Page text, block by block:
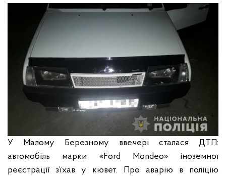
У Малому Березному ввечері сталася ДТП:
автомобіль марки «Fоrd Mоndео» іноземної
реєстрації з’їхав у кювет. Про аварію в поліцію